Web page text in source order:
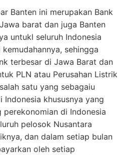
Banten ini merupakan Bank
barat dan juga Banten
untukl seluruh Indonesia
sehingga
terbesar di Jawa Barat dan
PLN atau Perusahan Listrik
satu yang sebagaiu
Indonesia khususnya yang
di Indonesia
pelosok Nusantara
dan dalam setiap bulan
oleh setiap